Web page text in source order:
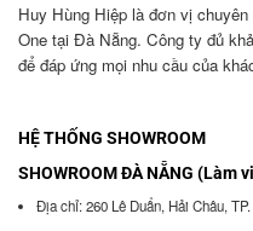
Huy Hùng Hiệp là đơn vị
One tại Đà Nẵng. Công ty đủ
để đáp ứng mọi nhu cầu của
HỆ THỐNG SHOWROOM
SHOWROOM ĐÀ NẴNG (Làm
Địa chỉ: 260 Lê Duẩn, Hải Châu,